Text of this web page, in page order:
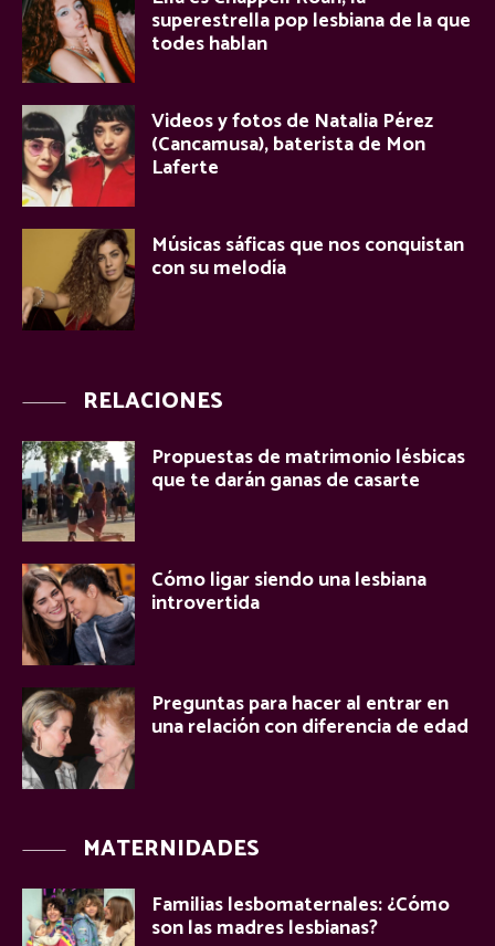
superestrella pop lesbiana de la que
todes hablan
Videos y fotos de Natalia Pérez
(Cancamusa), baterista de Mon
Laferte
Músicas sáficas que nos conquistan
con su melodía
RELACIONES
Propuestas de matrimonio lésbicas
que te darán ganas de casarte
Cómo ligar siendo una lesbiana
introvertida
Preguntas para hacer al entrar en
una relación con diferencia de edad
MATERNIDADES
Familias lesbomaternales: ¿Cómo
son las madres lesbianas?